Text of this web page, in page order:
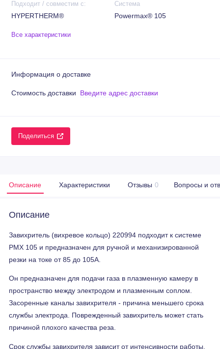
Подходит / совместим с:
HYPERTHERM®
Система
Powermax® 105
Все характеристики
Информация о доставке
Стоимость доставки Введите адрес доставки
Поделиться
Описание Характеристики Отзывы 0 Вопросы и
Описание
Завихритель (вихревое кольцо) 220994 подходит к системе
PMX 105 и предназначен для ручной и механизированной
резки на токе от 85 до 105А.
Он предназначен для подачи газа в плазменную камеру в
пространство между электродом и плазменным соплом.
Засоренные каналы завихрителя - причина меньшего срока
службы электрода. Поврежденный завихритель может стать
причиной плохого качества реза.
Срок службы завихрителя зависит от интенсивности работы,